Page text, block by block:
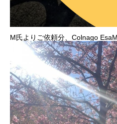
エレガントな
M氏よりご依頼分、Colnago